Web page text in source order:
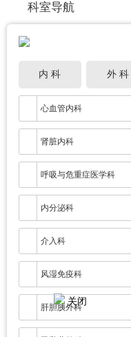
关闭
科室导航
内 科 外 科
心血管内科
肾脏内科
呼吸与危重症医学科
内分泌科
介入科
风湿免疫科
肝胆胰外科